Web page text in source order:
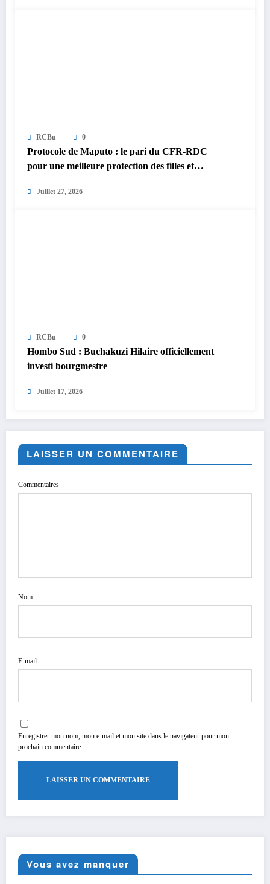
RCBu 0
Protocole de Maputo : le pari du CFR-RDC
pour une meilleure protection des filles et
femmes à Bunyakiri
Juillet 27, 2026
RCBu 0
Hombo Sud : Buchakuzi Hilaire officiellement
investi bourgmestre
Juillet 17, 2026
LAISSER UN COMMENTAIRE
Commentaires
Nom
E-mail
Enregistrer mon nom, mon e-mail et mon site dans le navigateur pour mon
prochain commentaire.
Vous avez manquer